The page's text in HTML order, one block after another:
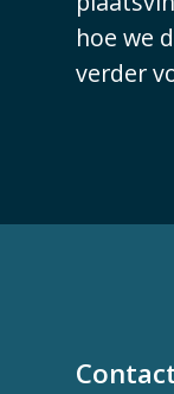
hoe we
verder